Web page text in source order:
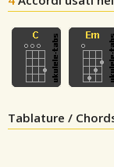
Tablature /